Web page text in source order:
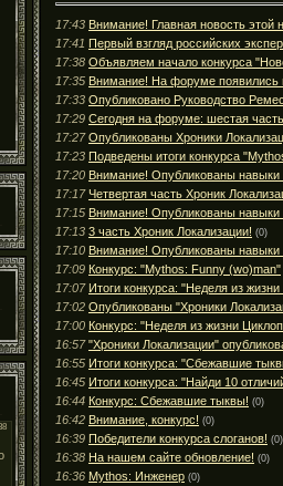
17:43 Внимание! Главная новость этой
17:41 Первый взгляд российских
17:38 Объявляем начало конкурса
17:35 Внимание! На форуме появились
17:33 Опубликовано Руководство
17:29 Сегодня на форуме: шестая
17:27 Опубликованы Хроники
17:23 Подведены итоги конкурса
17:20 Внимание! Опубликованы навыки
17:17 Четвертая часть Хроник
17:15 Внимание! Опубликованы навыки
17:13 3 часть Хроник Локализации! (0)
17:10 Внимание! Опубликованы навыки
17:09 Конкурс: "Mythos: Funny (wo)man"
17:07 Итоги конкурса: "Неделя из
17:02 Опубликованы "Хроники
17:00 Конкурс: "Неделя из жизни
16:57 "Хроники Локализации"
16:55 Итоги конкурса: "Сбежавшие
16:45 Итоги конкурса: "Найди 10
16:44 Конкурс: Сбежавшие тыквы! (0)
16:42 Внимание, конкурс! (0)
16:39 Победители конкурса слоганов! (0)
16:38 На нашем сайте обновление! (0)
16:36 Mythos: Инженер (0)